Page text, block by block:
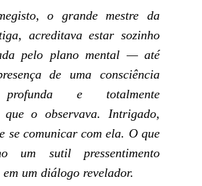
o grande mestre da
acreditava estar sozinho
pelo plano mental — até
de uma consciência
profunda e totalmente
que o observava. Intrigado,
se comunicar com ela. O que
um sutil pressentimento
um diálogo revelador.